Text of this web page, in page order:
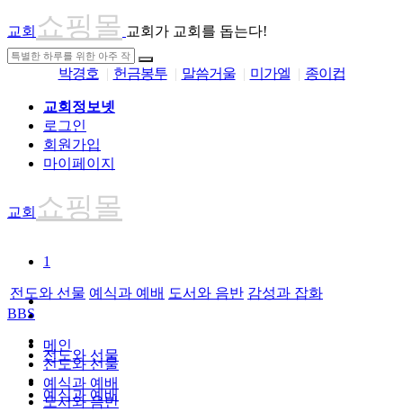
교회 쇼핑몰 교회가 교회를 돕는다!
박경호 헌금봉투 말씀거울 미가엘 종이컵
교회정보넷
로그인
회원가입
마이페이지
교회 쇼핑몰
1
전도와 선물
예식과 예배
전도와 선물 예식과 예배 도서와 음반 감성과 잡화
BBS
메인
전도와 선물
예식과 예배
도서와 음반